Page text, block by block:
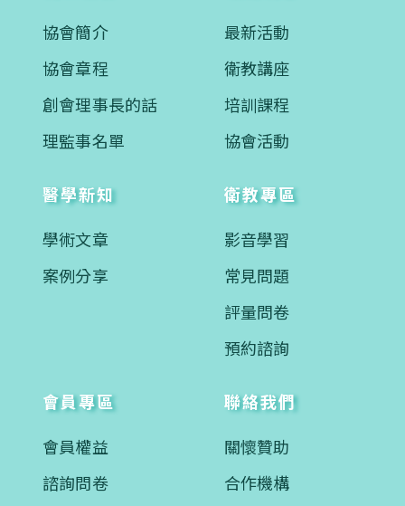
協會簡介
協會章程
創會理事長的話
理監事名單
最新活動
衛教講座
培訓課程
協會活動
醫學新知
學術文章
案例分享
衛教專區
影音學習
常見問題
評量問卷
預約諮詢
會員專區
會員權益
諮詢問卷
聯絡我們
關懷贊助
合作機構